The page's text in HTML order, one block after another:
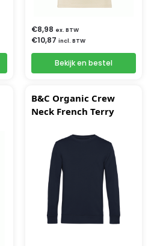
€8,98 ex. BTW
€10,87 incl. BTW
Bekijk en bestel
B&C Organic Crew
Neck French Terry